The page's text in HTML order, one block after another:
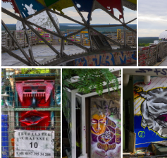
Teufelsberg (34)